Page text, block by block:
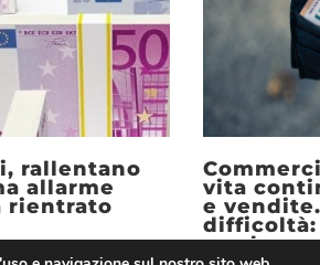
rallentano
allarme
rientrato
vita
e
difficoltà: